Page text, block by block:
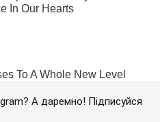
А даремно! Підписуйся